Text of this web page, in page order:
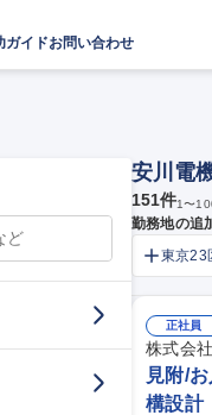
ガイドお問い合わせ
安川電
151件1〜
勤務地の追
東京23
正社員
株式会
見附/
構設計